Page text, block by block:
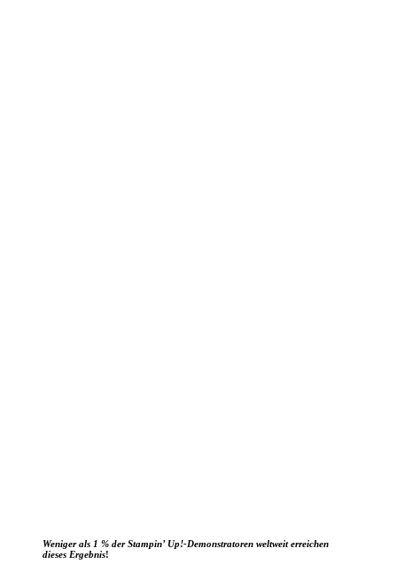
Weniger als 1 % der Stampin’ Up!-Demonstratoren weltweit erreichen
dieses Ergebnis!